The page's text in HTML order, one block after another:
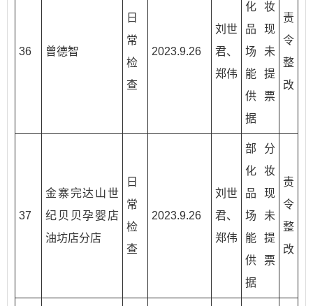
36 曾德智
日
常
检
查
2023.9.26
刘世
君、
郑伟
化妆
品现
场未
能提
供票
据
责
令
整
改
37
金寨完达山世
纪贝贝孕婴店
油坊店分店
日
常
检
查
2023.9.26
刘世
君、
郑伟
部分
化妆
品现
场未
能提
供票
据
责
令
整
改